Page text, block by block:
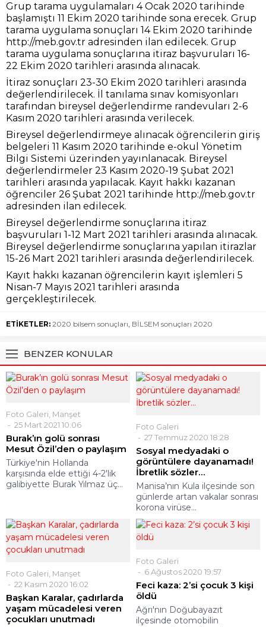
Grup tarama uygulamaları 4 Ocak 2020 tarihinde
başlamıştı 11 Ekim 2020 tarihinde sona erecek. Grup
tarama uygulama sonuçları 14 Ekim 2020 tarihinde
http://meb.gov.tr adresinden ilan edilecek. Grup
tarama uygulama sonuçlarına itiraz başvuruları 16-
22 Ekim 2020 tarihleri arasında alınacak.
İtiraz sonuçları 23-30 Ekim 2020 tarihleri arasında
değerlendirilecek. İl tanılama sınav komisyonları
tarafından bireysel değerlendirme randevuları 2-6
Kasım 2020 tarihleri arasında verilecek.
Bireysel değerlendirmeye alınacak öğrencilerin giriş
belgeleri 11 Kasım 2020 tarihinde e-okul Yönetim
Bilgi Sistemi üzerinden yayınlanacak. Bireysel
değerlendirmeler 23 Kasım 2020-19 Şubat 2021
tarihleri arasında yapılacak. Kayıt hakkı kazanan
öğrenciler 26 Şubat 2021 tarihinde http://meb.gov.tr
adresinden ilan edilecek.
Bireysel değerlendirme sonuçlarına itiraz
başvuruları 1-12 Mart 2021 tarihleri arasında alınacak.
Bireysel değerlendirme sonuçlarına yapılan itirazlar
15-26 Mart 2021 tarihleri arasında değerlendirilecek.
Kayıt hakkı kazanan öğrencilerin kayıt işlemleri 5
Nisan-7 Mayıs 2021 tarihleri arasında
gerçekleştirilecek.
ETİKETLER: 2020 bilsem sonuçları, BİLSEM sonuçları 2020
BENZER KONULAR
Foto Galeri Manşet
25 Mart 2021 10:06
Burak’ın golü sonrası
Mesut Özil’den o paylaşım
Türkiye'nin Hollanda
karşısında elde ettiği 4-2'lik
galibiyette Burak Yılmaz üç...
Foto Galeri
27 Temmuz 2020 18:28
Sosyal medyadaki o
görüntülere dayanamadı!
İbretlik sözler…
Manisa’nın Kula ilçesinde son
günlerde artan vakalar sonrası
korona virüse...
Foto Galeri Manşet
22 Kasım 2020 16:02
Başkan Karalar, çadırlarda
yaşam mücadelesi veren
çocukları unutmadı
Foto Galeri
6 Ağustos 2020 19:57
Feci kaza: 2’si çocuk 3 kişi
öldü
Ağrı'nın Doğubayazıt
ilçesinde otomobilin